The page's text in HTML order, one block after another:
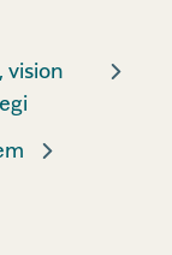
vision